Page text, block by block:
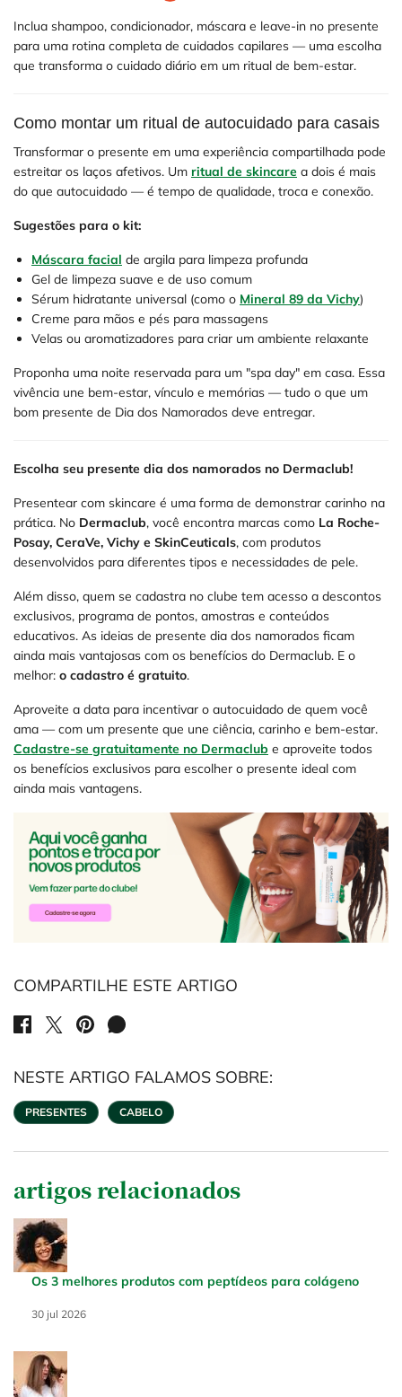
Inclua shampoo, condicionador, máscara e leave-in no presente
para uma rotina completa de cuidados capilares — uma escolha
que transforma o cuidado diário em um ritual de bem-estar.
Como montar um ritual de autocuidado para casais
Transformar o presente em uma experiência compartilhada pode
estreitar os laços afetivos. Um ritual de skincare a dois é mais
do que autocuidado — é tempo de qualidade, troca e conexão.
Sugestões para o kit:
Máscara facial de argila para limpeza profunda
Gel de limpeza suave e de uso comum
Sérum hidratante universal (como o Mineral 89 da Vichy)
Creme para mãos e pés para massagens
Velas ou aromatizadores para criar um ambiente relaxante
Proponha uma noite reservada para um "spa day" em casa. Essa
vivência une bem-estar, vínculo e memórias — tudo o que um
bom presente de Dia dos Namorados deve entregar.
Escolha seu presente dia dos namorados no Dermaclub!
Presentear com skincare é uma forma de demonstrar carinho na
prática. No Dermaclub, você encontra marcas como La Roche-
Posay, CeraVe, Vichy e SkinCeuticals, com produtos
desenvolvidos para diferentes tipos e necessidades de pele.
Além disso, quem se cadastra no clube tem acesso a descontos
exclusivos, programa de pontos, amostras e conteúdos
educativos. As ideias de presente dia dos namorados ficam
ainda mais vantajosas com os benefícios do Dermaclub. E o
melhor: o cadastro é gratuito.
Aproveite a data para incentivar o autocuidado de quem você
ama — com um presente que une ciência, carinho e bem-estar.
Cadastre-se gratuitamente no Dermaclub e aproveite todos
os benefícios exclusivos para escolher o presente ideal com
ainda mais vantagens.
COMPARTILHE ESTE ARTIGO
SHARE ON FACEBOOK
SHARE ON TWITTER
SHARE ON PINTEREST
SHARE ON WHATSAPP
NESTE ARTIGO FALAMOS SOBRE:
PRESENTES CABELO
artigos relacionados
Os 3 melhores produtos com peptídeos para colágeno
Creation Date:
30 jul 2026
Update Date: